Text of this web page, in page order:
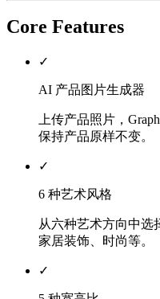
Core Features
✓
AI 产品图片生成器
上传产品照片，
保持产品原样不变。
✓
6 种艺术风格
从六种艺术方向中
家居装饰、时尚等。
✓